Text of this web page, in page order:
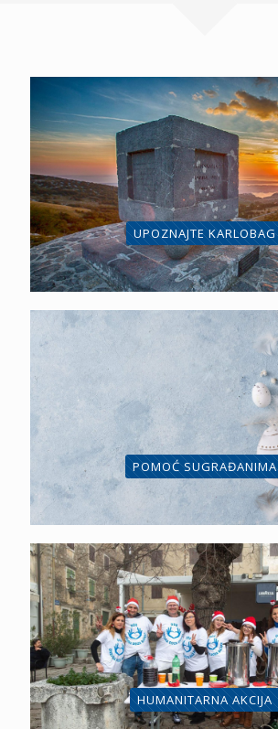
UPOZNAJTE KARLOBAG
POMOĆ SUGRAĐANIMA
HUMANITARNA AKCIJA